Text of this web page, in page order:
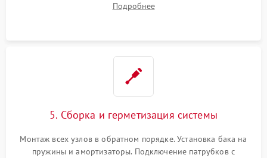
или поврежденной резиновой манжеты.
Подробнее
5. Сборка и герметизация системы
Монтаж всех узлов в обратном порядке. Установка бака на
пружины и амортизаторы. Подключение патрубков с